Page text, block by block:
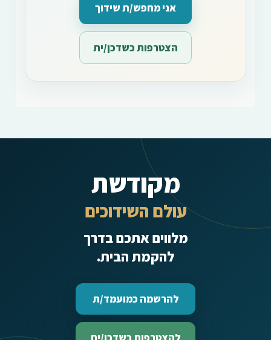
אני מחפש/ת שידוך
הצטרפות כשדכן/ית
מקודשת
עולם השידוכים
מלווים אתכם בדרך
להקמת הבית.
להרשמה כמועמד/ת